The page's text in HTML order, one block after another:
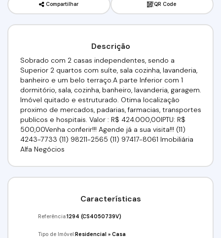
Compartilhar QR Code
Descrição
Sobrado com 2 casas independentes, sendo a
Superior 2 quartos com suíte, sala cozinha, lavanderia,
banheiro e um belo terraço.A parte Inferior com 1
dormitório, sala, cozinha, banheiro, lavanderia, garagem.
Imóvel quitado e estruturado. Otima localização
proximo de mercados, padarias, farmacias, transportes
publicos e hospitais. Valor : R$ 424.000,00IPTU: R$
500,00Venha conferir!!! Agende já a sua visita!!! (11)
4243-7733 (11) 98211-2565 (11) 97417-8061 Imobiliária
Alfa Negócios
Características
Referência:1294 (CS4050739V)
Tipo de Imóvel:Residencial »Casa